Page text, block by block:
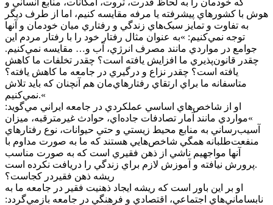
هوش با کشور‌هاي پيشرفته يا مرفه مقايسه کنيم، اما از طرف ديگر
به تفاوت و تمايز سبک‌هاي زندگي و رفتاري ميان خودمان و آنها
توجه نمي‌کنيم: »به عنوان مثال رفتار خود را با رفتار مردم اين
جوامع در مواردي مانند مصرف انرژي، آب و… مقايسه نمي‌کنيم.
چقدر قانون‌پذيري ما افزايش يافته است؟ چقدر تخلفات ما کاهش
يافته است؟ چقدر نزاع و درگيري در جامعه ما کاهش يافته؟
متاسفانه ما براي ارتقاي رفتارهاي‌مان هم آنچنان که بايد تلاش
نمي‌کنيم.«
او از شاخص‌هاي اساسي عملکردي در جامعه ايراني مي‌گويد:
»مواردي مانند آمار تصادفات جاده‌اي، حوادث غيرمترقبه، ميزان
آسيب‌رساني به منابع محيط زيستي و حتي حيوانات، نوع رفتار‌هاي
منفعت‌طلبانه همگي شاخص‌هايي هستند که ما به صورت مداوم با
آنها مواجهيم ناشي از ذهن فقيري است که به صورت مناسب
پرورش نيافته و آموزش لازم براي زندگي را دريافت نکرده است.
ريشه ذهن فقيردر کجاست؟
او بر اين باور است که ريشه ايجاد ذهنيت فقير در جامعه ما به
نابساماني‌هاي اجتماعي، اقتصادي و فرهنگي در جامعه بازمي‌گردد: